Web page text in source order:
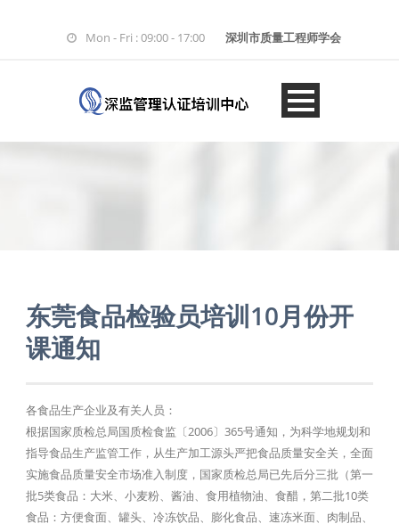
Mon - Fri : 09:00 - 17:00 深圳市质量工程师学会
东莞食品检验员培训10月份开
课通知
各食品生产企业及有关人员：
根据国家质检总局国质检食监〔2006〕365号通知，为科学地规划和
指导食品生产监管工作，从生产加工源头严把食品质量安全关，全面
实施食品质量安全市场准入制度，国家质检总局已先后分三批（第一
批5类食品：大米、小麦粉、酱油、食用植物油、食醋，第二批10类
食品：方便食面、罐头、冷冻饮品、膨化食品、速冻米面、肉制品、